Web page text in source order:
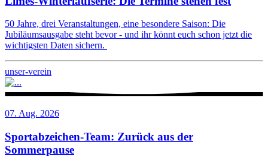
50 Jahre, drei Veranstaltungen, eine besondere Saison: Die
Jubiläumsausgabe steht bevor - und ihr könnt euch schon jetzt die
wichtigsten Daten sichern.
unser-verein
07. Aug. 2026
Sportabzeichen-Team: Zurück aus der
Sommerpause